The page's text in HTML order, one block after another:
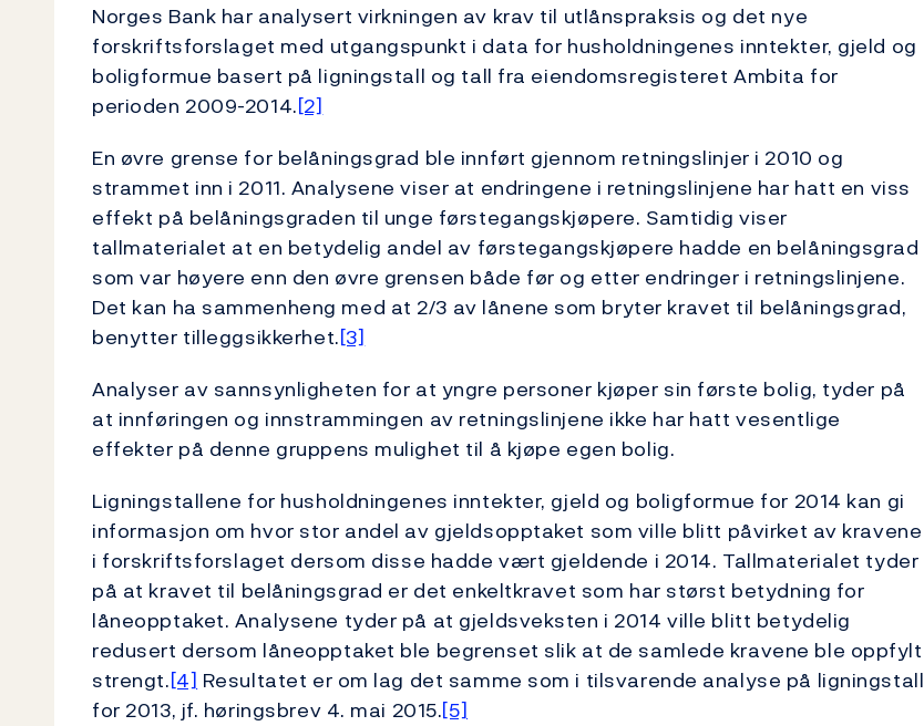
Norges Bank har analysert virkningen av krav til utlånspraksis og det nye
forskriftsforslaget med utgangspunkt i data for husholdningenes inntekter, gjeld og
boligformue basert på ligningstall og tall fra eiendomsregisteret Ambita for
perioden 2009-2014.[2]
En øvre grense for belåningsgrad ble innført gjennom retningslinjer i 2010 og
strammet inn i 2011. Analysene viser at endringene i retningslinjene har hatt en viss
effekt på belåningsgraden til unge førstegangskjøpere. Samtidig viser
tallmaterialet at en betydelig andel av førstegangskjøpere hadde en belåningsgrad
som var høyere enn den øvre grensen både før og etter endringer i retningslinjene.
Det kan ha sammenheng med at 2/3 av lånene som bryter kravet til belåningsgrad,
benytter tilleggsikkerhet.[3]
Analyser av sannsynligheten for at yngre personer kjøper sin første bolig, tyder på
at innføringen og innstrammingen av retningslinjene ikke har hatt vesentlige
effekter på denne gruppens mulighet til å kjøpe egen bolig.
Ligningstallene for husholdningenes inntekter, gjeld og boligformue for 2014 kan gi
informasjon om hvor stor andel av gjeldsopptaket som ville blitt påvirket av kravene
i forskriftsforslaget dersom disse hadde vært gjeldende i 2014. Tallmaterialet tyder
på at kravet til belåningsgrad er det enkeltkravet som har størst betydning for
låneopptaket. Analysene tyder på at gjeldsveksten i 2014 ville blitt betydelig
redusert dersom låneopptaket ble begrenset slik at de samlede kravene ble oppfylt
strengt.[4] Resultatet er om lag det samme som i tilsvarende analyse på ligningstall
for 2013, jf. høringsbrev 4. mai 2015.[5]